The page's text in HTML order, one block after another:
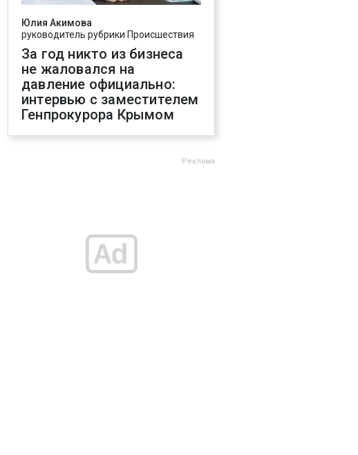
Юлия Акимова
руководитель рубрики Происшествия
За год никто из бизнеса
не жаловался на
давление официально:
интервью с заместителем
Генпрокурора Крымом